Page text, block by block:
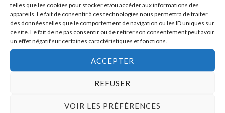
telles que les cookies pour stocker et/ou accéder aux informations des
appareils. Le fait de consentir à ces technologies nous permettra de traiter
des données telles que le comportement de navigation ou les ID uniques sur
ce site. Le fait de ne pas consentir ou de retirer son consentement peut avoir
un effet négatif sur certaines caractéristiques et fonctions.
ACCEPTER
REFUSER
VOIR LES PRÉFÉRENCES
Devenez adhérent